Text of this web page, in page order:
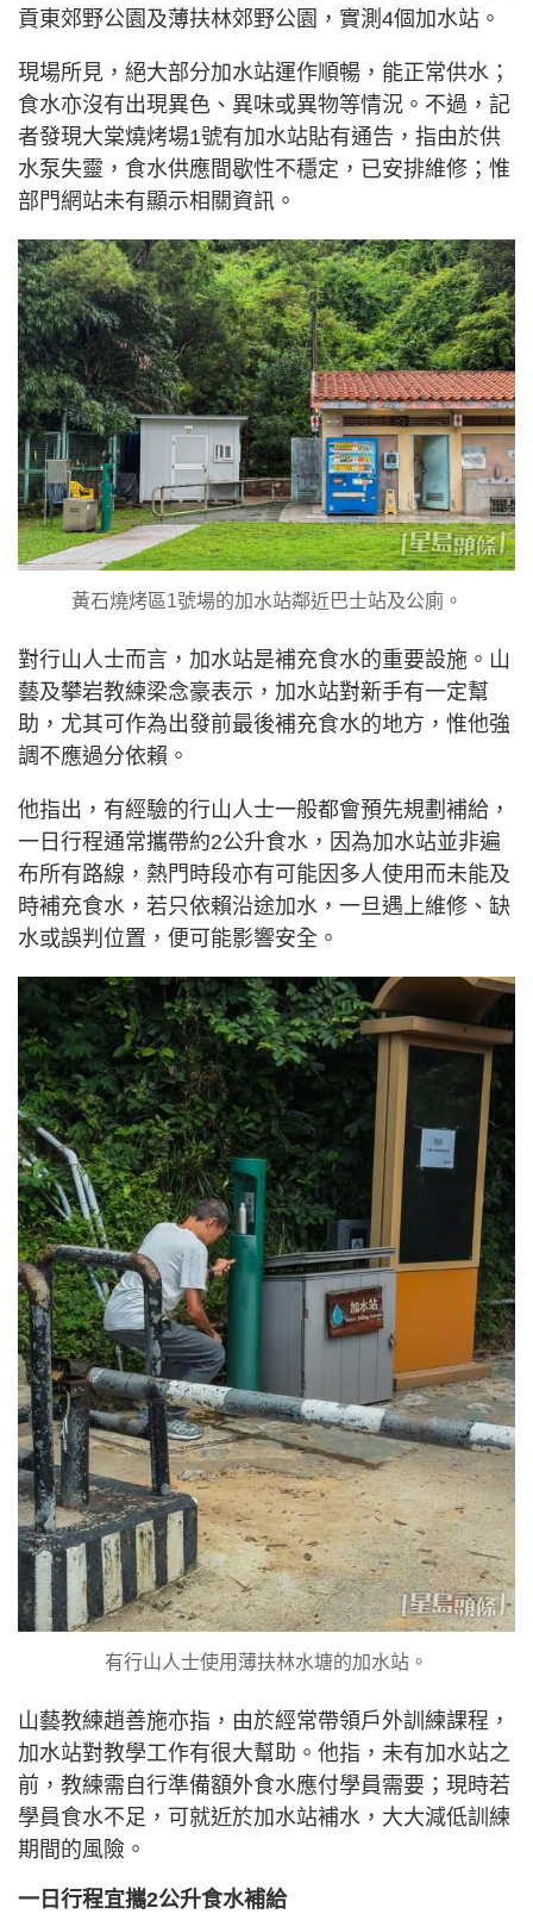
貢東郊野公園及薄扶林郊野公園，實測4個加水站。
現場所見，絕大部分加水站運作順暢，能正常供水；
食水亦沒有出現異色、異味或異物等情況。不過，記
者發現大棠燒烤場1號有加水站貼有通告，指由於供
水泵失靈，食水供應間歇性不穩定，已安排維修；惟
部門網站未有顯示相關資訊。
黃石燒烤區1號場的加水站鄰近巴士站及公廁。
對行山人士而言，加水站是補充食水的重要設施。山
藝及攀岩教練梁念豪表示，加水站對新手有一定幫
助，尤其可作為出發前最後補充食水的地方，惟他強
調不應過分依賴。
他指出，有經驗的行山人士一般都會預先規劃補給，
一日行程通常攜帶約2公升食水，因為加水站並非遍
布所有路線，熱門時段亦有可能因多人使用而未能及
時補充食水，若只依賴沿途加水，一旦遇上維修、缺
水或誤判位置，便可能影響安全。
有行山人士使用薄扶林水塘的加水站。
山藝教練趙善施亦指，由於經常帶領戶外訓練課程，
加水站對教學工作有很大幫助。他指，未有加水站之
前，教練需自行準備額外食水應付學員需要；現時若
學員食水不足，可就近於加水站補水，大大減低訓練
期間的風險。
一日行程宜攜2公升食水補給